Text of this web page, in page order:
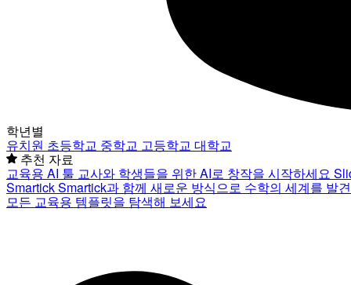
학년별
유치원 초등학교 중학교 고등학교 대학교
추천 자료
교육용 AI 툴 교사와 학생들을 위한 AI로 창작을 시작하세요
SmartickSmartick과 함께 새로운 방식으로 수학의 세계를 발
모든 교육용 템플릿을 탐색해 보세요